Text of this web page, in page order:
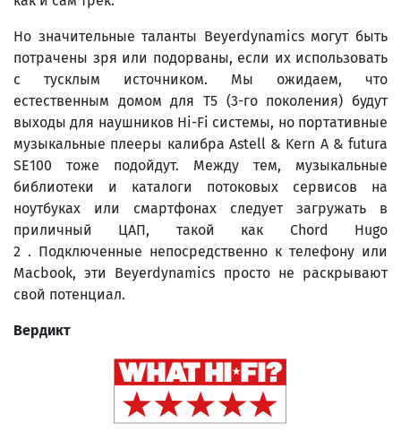
Но значительные таланты Beyerdynamics могут быть
потрачены зря или подорваны, если их использовать
с тусклым источником. Мы ожидаем, что
естественным домом для T5 (3-го поколения) будут
выходы для наушников Hi-Fi системы, но портативные
музыкальные плееры калибра Astell & Kern A & futura
SE100 тоже подойдут. Между тем, музыкальные
библиотеки и каталоги потоковых сервисов на
ноутбуках или смартфонах следует загружать в
приличный ЦАП, такой как Chord Hugo
2 . Подключенные непосредственно к телефону или
Macbook, эти Beyerdynamics просто не раскрывают
свой потенциал.
Вердикт